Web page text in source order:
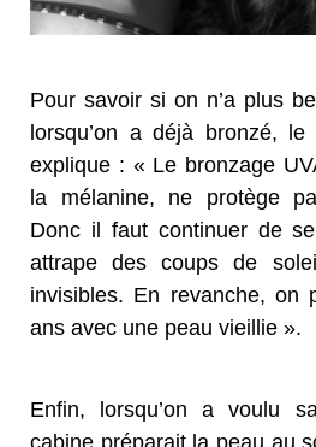
Pour savoir si on n’a plus
lorsqu’on a déjà bronzé, le
explique : « Le bronzage
la mélanine, ne protège
Donc il faut continuer de
attrape des coups de
invisibles. En revanche, on
ans avec une peau vieillie ».
Enfin, lorsqu’on a voulu
cabine préparait la peau au